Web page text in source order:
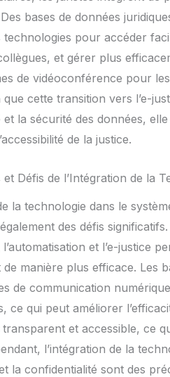
bases de données
technologies pour accéder
et gérer plus
de vidéoconférence pour
que cette transition vers l’e-
et la sécurité des données,
de la justice.
et Défis de l’Intégration de la
la technologie dans le
des défis
et l’e-justice
manière plus efficace. Les
de communication
ce qui peut améliorer
transparent et accessible, ce
l’intégration de la
la confidentialité sont des